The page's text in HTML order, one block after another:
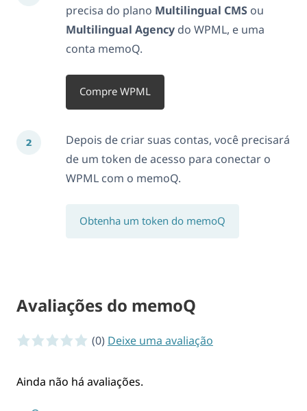
precisa do plano Multilingual CMS ou
Multilingual Agency do WPML, e uma
conta memoQ.
Compre WPML
Depois de criar suas contas, você precisará
de um token de acesso para conectar o
WPML com o memoQ.
Obtenha um token do memoQ
Avaliações do memoQ
0 of 5 stars
(0) Deixe uma avaliação
Ainda não há avaliações.